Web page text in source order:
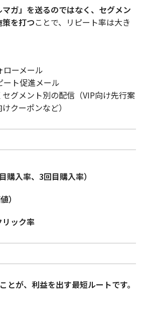
マガ」を送るのではなく、セグメン
策を打つことで、リピート率は大き
ローメール
ト促進メール
グメント別の配信（VIP向け先行案
クーポンなど）
購入率、3回目購入率）
）
リック率
とが、利益を出す最短ルートです。